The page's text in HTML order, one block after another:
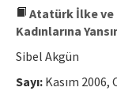
Atatürk İlke ve
Kadınlarına
Sibel Akgün
Sayı: Kasım 2006,